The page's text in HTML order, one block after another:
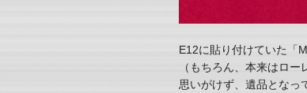
E12に貼り付けていた「
（もちろん、本来はロー
思いがけず、遺品となっ